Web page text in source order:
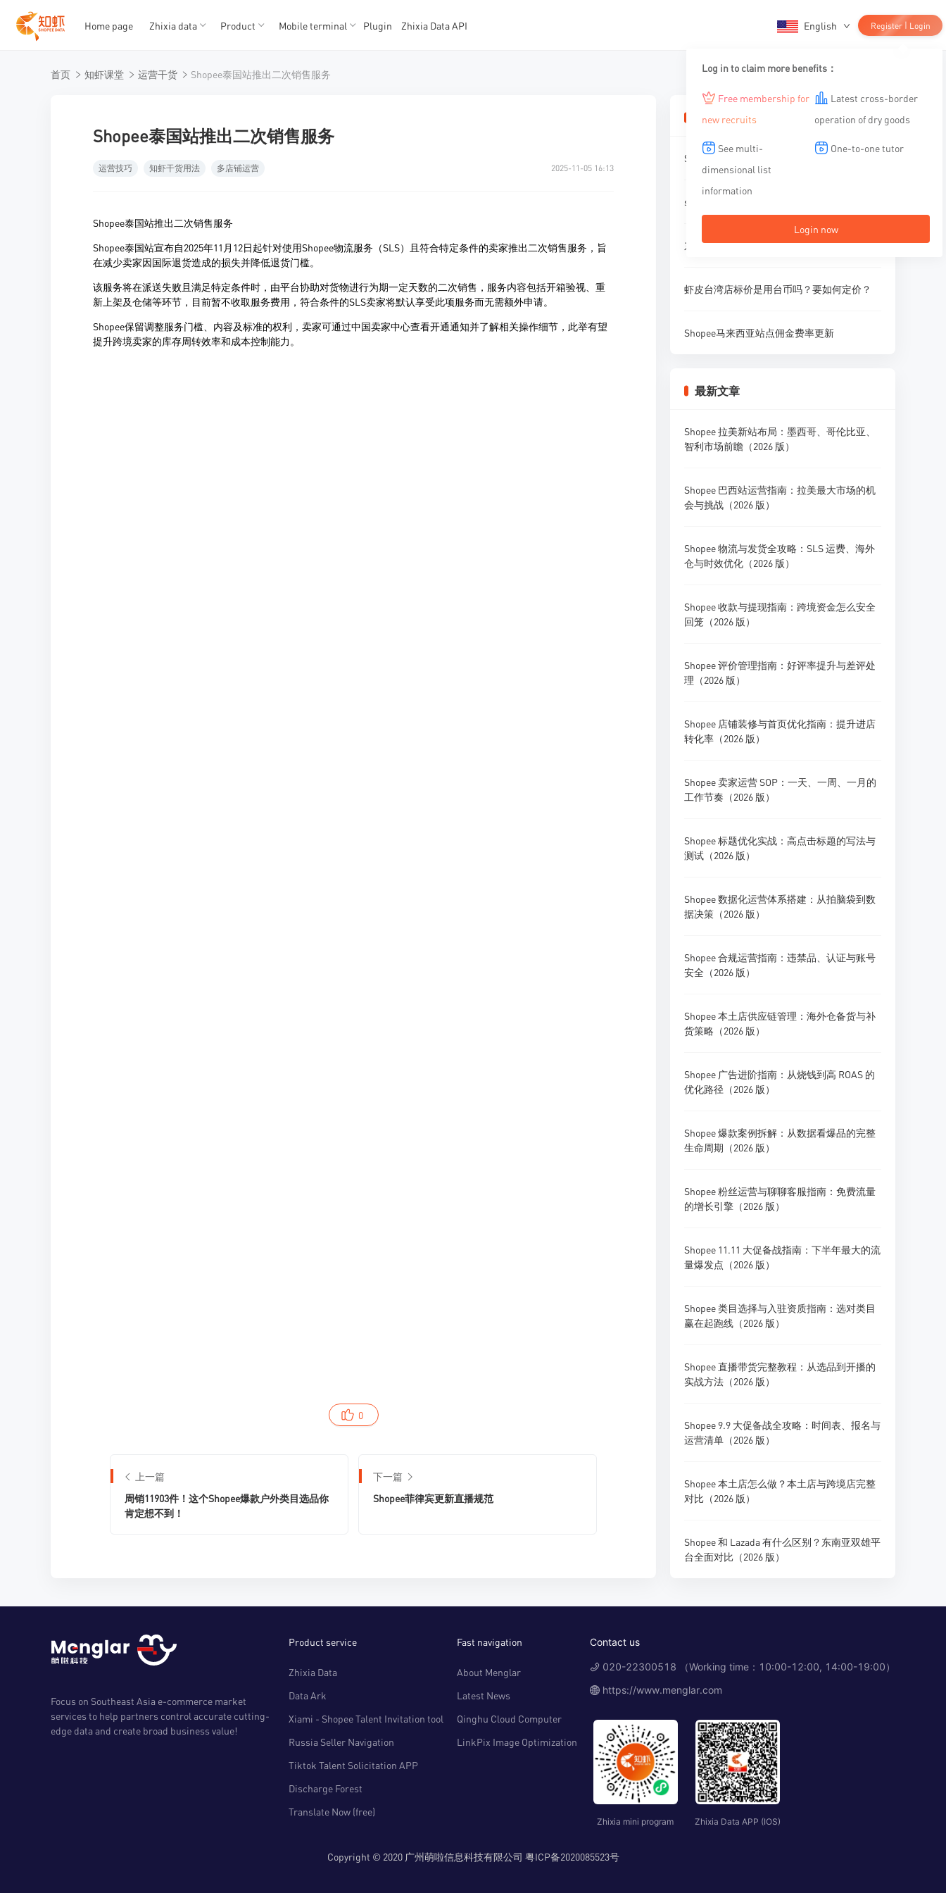
TK数据
TK数据
Home page Zhixia data Product Mobile terminal Plugin Zhixia Data API English Register | Login
Log in to claim more benefits：
Free membership for
new recruits
Latest cross-border
operation of dry goods
See multi-
dimensional list
information
One-to-one tutor
Login now
首页 知虾课堂 运营干货 Shopee泰国站推出二次销售服务
Shopee泰国站推出二次销售服务
运营技巧 知虾干货用法 多店铺运营 2025-11-05 16:13
0
上一篇
周销11903件！这个Shopee爆款户外类目选品你
肯定想不到！
下一篇
Shopee菲律宾更新直播规范
相关文章
Shopee虾皮选品要遵循哪些原则？
shopee广告基础词汇
东南亚全站点热销选品&运营指南攻略来袭！
虾皮台湾店标价是用台币吗？要如何定价？
Shopee马来西亚站点佣金费率更新
最新文章
Shopee 拉美新站布局：墨西哥、哥伦比亚、
智利市场前瞻（2026 版）
Shopee 巴西站运营指南：拉美最大市场的机
会与挑战（2026 版）
Shopee 物流与发货全攻略：SLS 运费、海外
仓与时效优化（2026 版）
Shopee 收款与提现指南：跨境资金怎么安全
回笼（2026 版）
Shopee 评价管理指南：好评率提升与差评处
理（2026 版）
Shopee 店铺装修与首页优化指南：提升进店
转化率（2026 版）
Shopee 卖家运营 SOP：一天、一周、一月的
工作节奏（2026 版）
Shopee 标题优化实战：高点击标题的写法与
测试（2026 版）
Shopee 数据化运营体系搭建：从拍脑袋到数
据决策（2026 版）
Shopee 合规运营指南：违禁品、认证与账号
安全（2026 版）
Shopee 本土店供应链管理：海外仓备货与补
货策略（2026 版）
Shopee 广告进阶指南：从烧钱到高 ROAS 的
优化路径（2026 版）
Shopee 爆款案例拆解：从数据看爆品的完整
生命周期（2026 版）
Shopee 粉丝运营与聊聊客服指南：免费流量
的增长引擎（2026 版）
Shopee 11.11 大促备战指南：下半年最大的流
量爆发点（2026 版）
Shopee 类目选择与入驻资质指南：选对类目
赢在起跑线（2026 版）
Shopee 直播带货完整教程：从选品到开播的
实战方法（2026 版）
Shopee 9.9 大促备战全攻略：时间表、报名与
运营清单（2026 版）
Shopee 本土店怎么做？本土店与跨境店完整
对比（2026 版）
Shopee 和 Lazada 有什么区别？东南亚双雄平
台全面对比（2026 版）
Focus on Southeast Asia e-commerce market
services to help partners control accurate cutting-
edge data and create broad business value!
Product service
Zhixia Data
Data Ark
Xiami - Shopee Talent Invitation tool
Russia Seller Navigation
Tiktok Talent Solicitation APP
Discharge Forest
Translate Now (free)
Fast navigation
About Menglar
Latest News
Qinghu Cloud Computer
LinkPix Image Optimization
Contact us
020-22300518 （Working time：10:00-12:00, 14:00-19:00）
https://www.menglar.com
Zhixia mini program Zhixia Data APP (IOS)
Copyright © 2020 广州萌啦信息科技有限公司 粤ICP备2020085523号